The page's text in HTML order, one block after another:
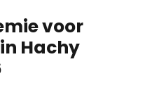
voor
Hachy